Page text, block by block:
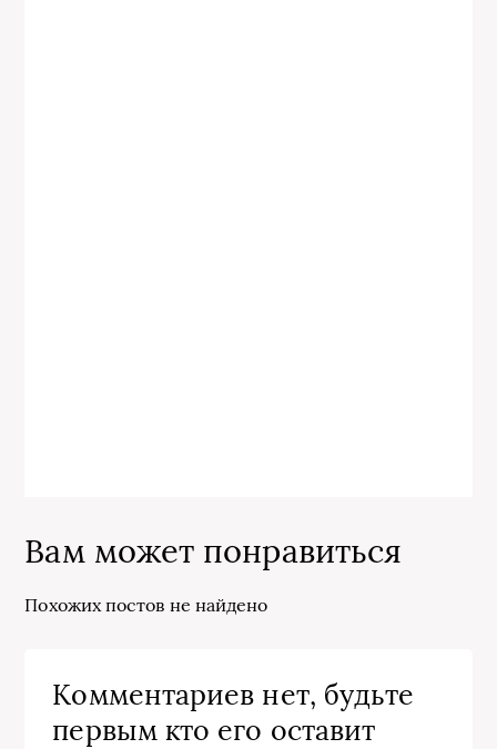
Вам может понравиться
Похожих постов не найдено
Комментариев нет, будьте
первым кто его оставит